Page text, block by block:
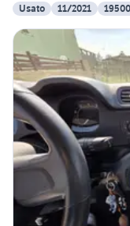
Usato
11/2021